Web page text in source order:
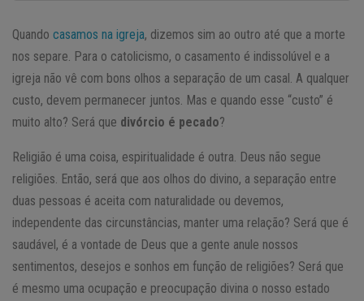
Quando casamos na igreja, dizemos sim ao outro até que a morte
nos separe. Para o catolicismo, o casamento é indissolúvel e a
igreja não vê com bons olhos a separação de um casal. A qualquer
custo, devem permanecer juntos. Mas e quando esse “custo” é
muito alto? Será que divórcio é pecado?
Religião é uma coisa, espiritualidade é outra. Deus não segue
religiões. Então, será que aos olhos do divino, a separação entre
duas pessoas é aceita com naturalidade ou devemos,
independente das circunstâncias, manter uma relação? Será que é
saudável, é a vontade de Deus que a gente anule nossos
sentimentos, desejos e sonhos em função de religiões? Será que
é mesmo uma ocupação e preocupação divina o nosso estado